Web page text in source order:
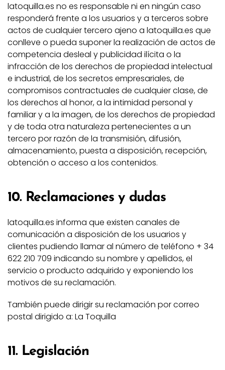
latoquilla.es no es responsable ni en ningún caso
responderá frente a los usuarios y a terceros sobre
actos de cualquier tercero ajeno a latoquilla.es que
conlleve o pueda suponer la realización de actos de
competencia desleal y publicidad ilícita o la
infracción de los derechos de propiedad intelectual
e industrial, de los secretos empresariales, de
compromisos contractuales de cualquier clase, de
los derechos al honor, a la intimidad personal y
familiar y a la imagen, de los derechos de propiedad
y de toda otra naturaleza pertenecientes a un
tercero por razón de la transmisión, difusión,
almacenamiento, puesta a disposición, recepción,
obtención o acceso a los contenidos.
10. Reclamaciones y dudas
latoquilla.es informa que existen canales de
comunicación a disposición de los usuarios y
clientes pudiendo llamar al número de teléfono + 34
622 210 709 indicando su nombre y apellidos, el
servicio o producto adquirido y exponiendo los
motivos de su reclamación.
También puede dirigir su reclamación por correo
postal dirigido a: La Toquilla
11. Legislación